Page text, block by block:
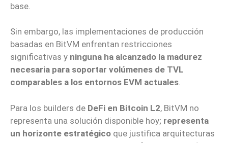
base.
Sin embargo, las implementaciones de producción
basadas en BitVM enfrentan restricciones
significativas y ninguna ha alcanzado la madurez
necesaria para soportar volúmenes de TVL
comparables a los entornos EVM actuales.
Para los builders de DeFi en Bitcoin L2, BitVM no
representa una solución disponible hoy; representa
un horizonte estratégico que justifica arquitecturas